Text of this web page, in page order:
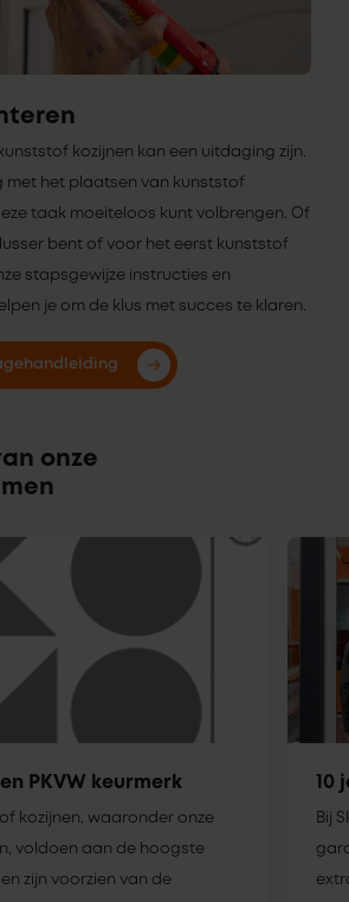
kozijnen kan een uitdaging zijn.
met het plaatsen van kunststof
taak moeiteloos kunt volbrengen. Of
bent of voor het eerst kunststof
stapsgewijze instructies en
je om de klus met succes te klaren.
onze
en PKVW keurmerk
kozijnen, waaronder onze
voldoen aan de hoogste
zijn voorzien van de
10
Bij